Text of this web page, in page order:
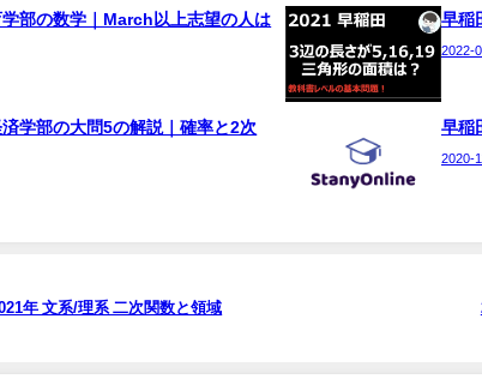
部の数学｜March以上志望の人は
早稲
2022-
学部の大問5の解説｜確率と2次
早稲
2020-
年 文系/理系 二次関数と領域